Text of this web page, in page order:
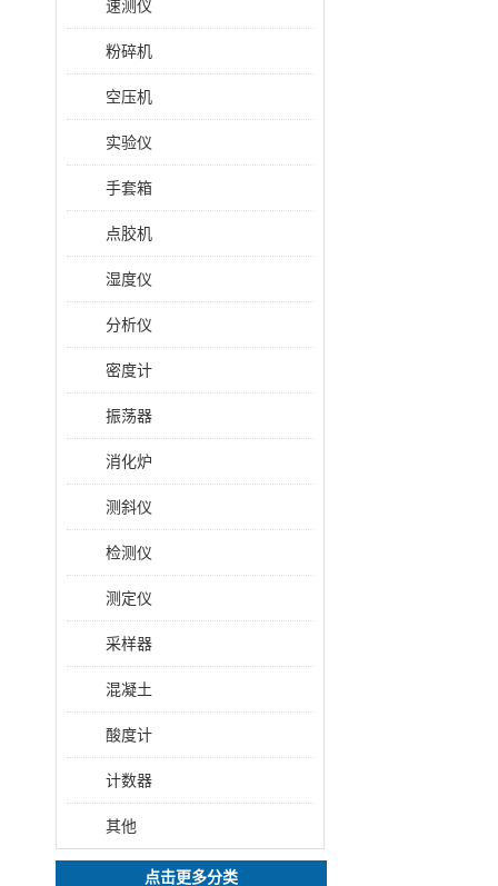
速测仪
粉碎机
空压机
实验仪
手套箱
点胶机
湿度仪
分析仪
密度计
振荡器
消化炉
测斜仪
检测仪
测定仪
采样器
混凝土
酸度计
计数器
其他
点击更多分类